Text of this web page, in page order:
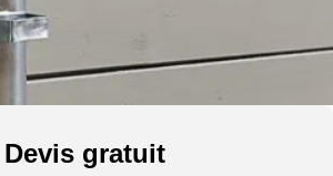
Devis gratuit